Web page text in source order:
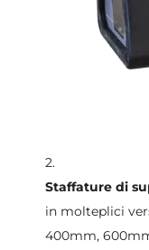
2.
Staffature di
in molteplici
400mm,